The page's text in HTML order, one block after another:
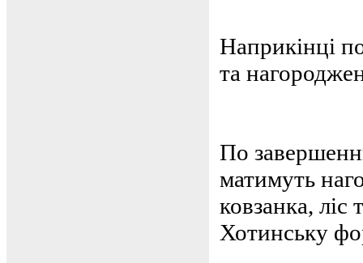
Наприкінці
та
По
матимуть
ковзанка, ліс
Хотинську